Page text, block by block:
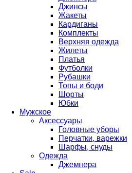
Джинсы
Жакеты
Кардиганы
Комплекты
Верхняя одежда
Жилеты
Платья
Футболки
Рубашки
Топы и боди
Шорты
Юбки
Мужское
Аксессуары
Головные уборы
Перчатки, варежки
Шарфы, снуды
Одежда
Джемпера